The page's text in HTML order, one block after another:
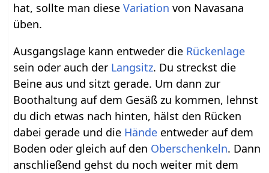
hat, sollte man dieseVariation von Navasana
üben.
Ausgangslage kann entweder die Rückenlage
sein oder auch der Langsitz. Du streckst die
Beine aus und sitzt gerade. Um dann zur
Boothaltung auf dem Gesäß zu kommen, lehnst
du dich etwas nach hinten, hälst den Rücken
dabei gerade und die Hände entweder auf dem
Boden oder gleich auf den Oberschenkeln. Dann
anschließend gehst du noch weiter mit dem